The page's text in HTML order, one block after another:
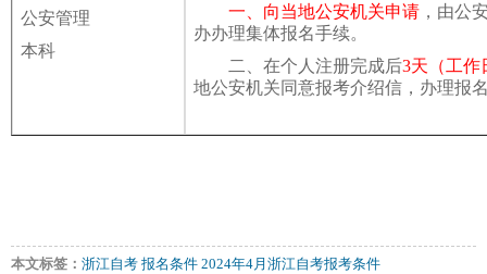
公安管理
本科
一、向当地公安机关申请，由公
办办理集体报名手续。
二、在个人注册完成后3天（工作
地公安机关同意报考介绍信，办理报
本文标签： 浙江自考 报名条件 2024年4月浙江自考报考条件